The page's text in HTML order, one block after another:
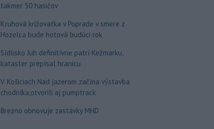
takmer 50 hasičov
Kruhová križovatka v Poprade v smere z
Hozelca bude hotová budúci rok
Sídlisko Juh definitívne patrí Kežmarku,
kataster prepísal hranicu
V Košiciach Nad jazerom začína výstavba
chodníka,otvorili aj pumptrack
Brezno obnovuje zastávky MHD